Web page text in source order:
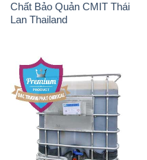
Chất Bảo Quản CMIT Thái
Lan Thailand